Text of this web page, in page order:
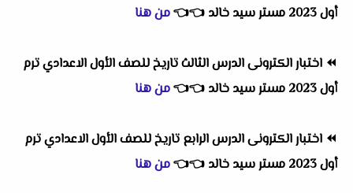
أول 2023 مستر سيد خالد
👈
👈من هنا
⏪ اختبار الكترونى الدرس الثالث تاريخ للصف الأول الاعدادي ترم
أول 2023 مستر سيد خالد
👈
👈من هنا
⏪ اختبار الكترونى الدرس الرابع تاريخ للصف الأول الاعدادي ترم
أول 2023 مستر سيد خالد
👈
👈من هنا